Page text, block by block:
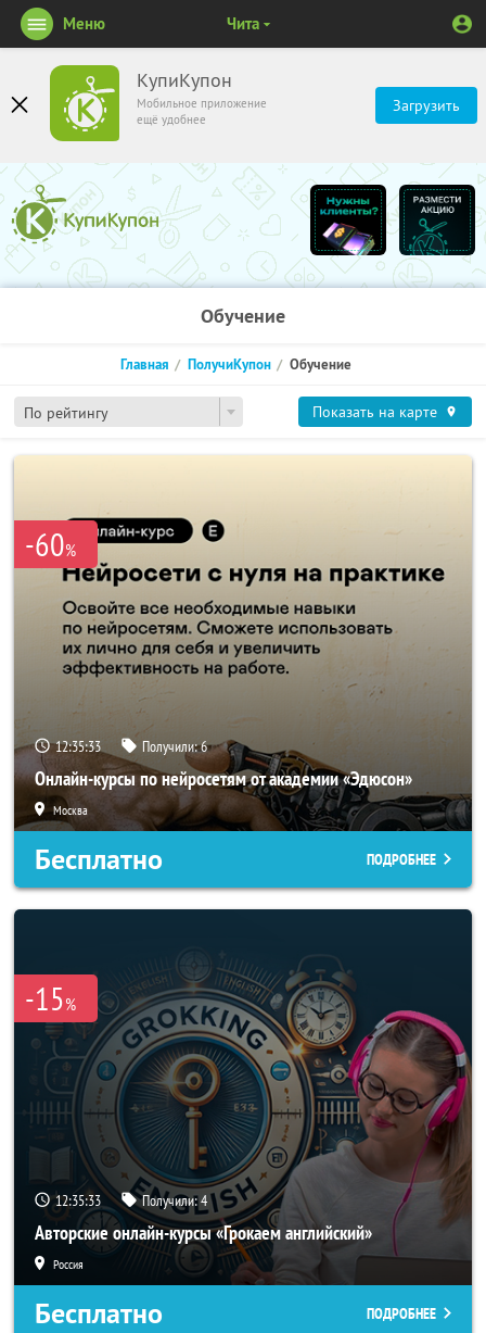
КупиКупон
Мобильное приложение
ещё удобнее
Загрузить
Меню Чита
Обучение
По рейтингу
Главная ПолучиКупон Обучение
Показать на карте
-60%
12:35:31 Получили:6
Онлайн-курсы по нейросетям от академии «Эдюсон»
Москва
Бесплатно ПОДРОБНЕЕ
-15%
12:35:31 Получили:4
Авторские онлайн-курсы «Грокаем английский»
Россия
Бесплатно ПОДРОБНЕЕ